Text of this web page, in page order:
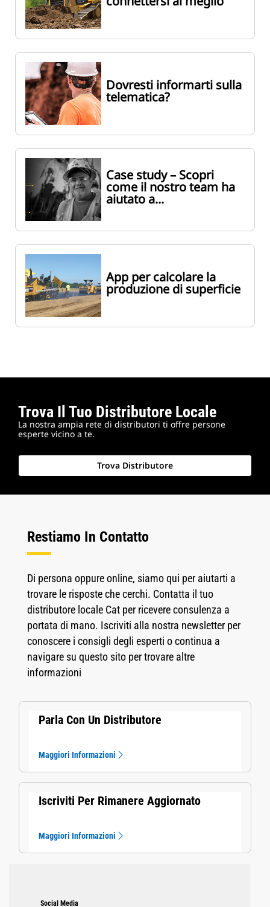
Dovresti informarti sulla
telematica?
Case study – Scopri
come il nostro team ha
aiutato a...
App per calcolare la
produzione di superficie
Trova Il Tuo Distributore Locale
La nostra ampia rete di distributori ti offre persone
esperte vicino a te.
Trova Distributore
Restiamo In Contatto
Di persona oppure online, siamo qui per aiutarti a
trovare le risposte che cerchi. Contatta il tuo
distributore locale Cat per ricevere consulenza a
portata di mano. Iscriviti alla nostra newsletter per
conoscere i consigli degli esperti o continua a
navigare su questo sito per trovare altre
informazioni
Parla Con Un Distributore
Maggiori Informazioni
Iscriviti Per Rimanere Aggiornato
Maggiori Informazioni
Social Media